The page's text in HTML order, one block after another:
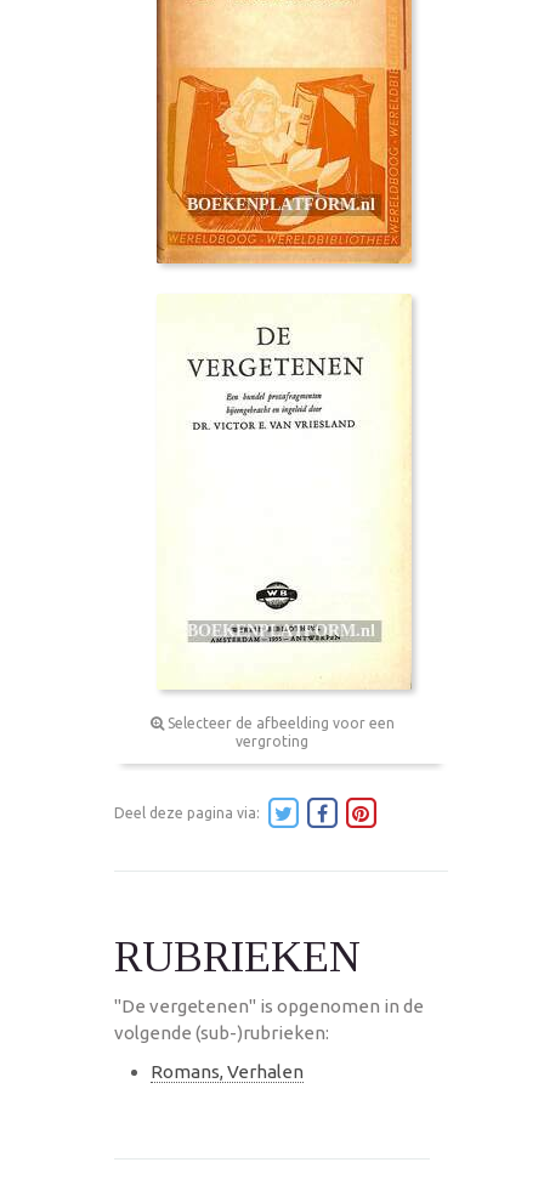
Selecteer de afbeelding voor een
vergroting
Deel deze pagina via:
RUBRIEKEN
"De vergetenen" is opgenomen in de
volgende (sub-)rubrieken:
Romans, Verhalen